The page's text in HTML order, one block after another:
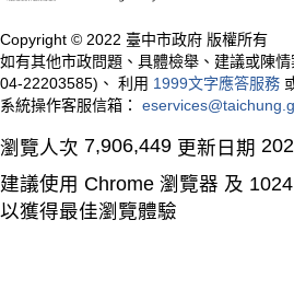
Copyright © 2022 臺中市政府 版權所有
如有其他市政問題、具體檢舉、建議或陳
04-22203585)、 利用 1999文字應答服務
系統操作客服信箱：
瀏覽人次 7,906,449 更新日期
建議使用 Chrome 瀏覽器 及
以獲得最佳瀏覽體驗